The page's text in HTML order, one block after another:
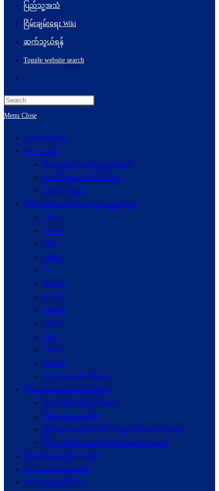
ပြည်သူ့အသံ
ငြိမ်းချမ်းရေး Wiki
ဆက်သွယ်ရန်
Toggle website search
Menu Close
မူလစာမျက်နှာ
NCA သမိုင်း
ဦးတည်ချက်နှင့်ရည်ရွယ်ချက်
အထိမ်းအမှတ်တံဆိပ်များ
ဆောင်ပုဒ်များ
ငြိမ်းချမ်းရေးဖော်‌ဆောင်မှုယန္တရားများ
UPCC
UPWC
MPC
NRPC
PC
NSPCC
NSPWC
NSPNC
NSPC
JMC
JICM
UPDJC
လုပ်ငန်းကော်မတီများ
ငြိမ်းချမ်းရေးလုပ်ငန်းစဉ်များ
နောက်ခံအကြောင်းအရာ
ငြိမ်းချမ်းရေးမူဝါဒ
ငြိမ်းချမ်းရေးတွင်ပါဝင်သူများ၏ စကားသံများ
ငြိမ်းချမ်းရေးအစုအဖွဲ့များ၏စကားသံများ
ငြိမ်းချမ်းရေးညီလာခံများ
NCA အခမ်းအနားများ
NCA စာချုပ်ဆိုင်ရာ